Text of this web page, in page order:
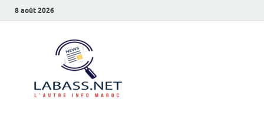
8 août 2026